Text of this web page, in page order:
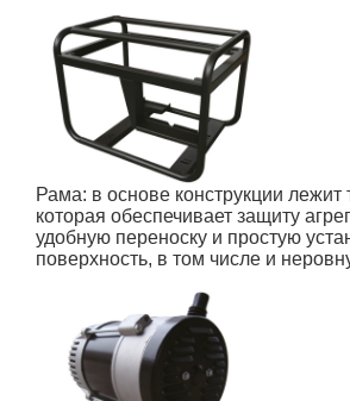
Рама: в основе конструкции лежит
которая обеспечивает защиту
удобную переноску и простую
поверхность, в том числе и